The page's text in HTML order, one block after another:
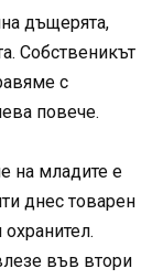
дъщерята,
Собственикът
с
повече.
на младите е
днес товарен
във втори